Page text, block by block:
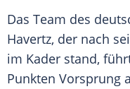
Das Team des
Havertz, der nach
im Kader stand,
Punkten Vorsprung